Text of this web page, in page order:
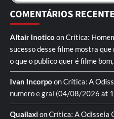
COMENTÁRIOS
Altair Inotico onCrítica:
sucesso desse filme mostra
o que o publico quer é filme
Ivan Incorpo onCrítica: A
numero e gral (04/08/2026 at
QuailaxionCrítica: A Odisseia